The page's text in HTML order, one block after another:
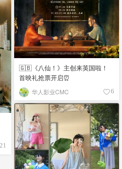
🇬🇧《八仙！》主创来英国啦！
首映礼抢票开启⏰
华人影业CMC 6
21